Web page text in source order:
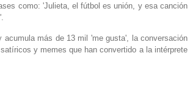
como: 'Julieta, el fútbol es unión, y esa canción
acumula más de 13 mil 'me gusta', la conversación
y memes que han convertido a la intérprete